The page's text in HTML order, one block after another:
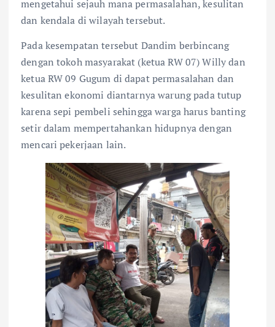
mengetahui sejauh mana permasalahan, kesulitan
dan kendala di wilayah tersebut.
Pada kesempatan tersebut Dandim berbincang
dengan tokoh masyarakat (ketua RW 07) Willy dan
ketua RW 09 Gugum di dapat permasalahan dan
kesulitan ekonomi diantarnya warung pada tutup
karena sepi pembeli sehingga warga harus banting
setir dalam mempertahankan hidupnya dengan
mencari pekerjaan lain.